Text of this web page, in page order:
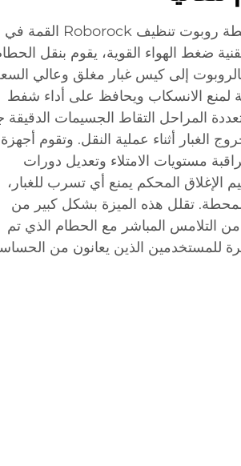
يمثل نظام الإفراغ التلقائي لمحطة روبوت تنظيف Roborock القمة في
ضغط الهواء القوية، يقوم بنقل
إلى كيس غبار مغلق وعالي
لمنع الانسكاب ويحافظ على أداء شفط
المراحل التقاط الجسيمات الدقيقة
الغبار أثناء عملية النقل. وتقوم أجهزة
مستويات الامتلاء وتعديل دورات
الإغلاق المحكم يمنع أي تسرب للغبار،
تقلل هذه الميزة بشكل كبير من
من التلامس المباشر مع الحطام الذي تم
للمستخدمين الذين يعانون من